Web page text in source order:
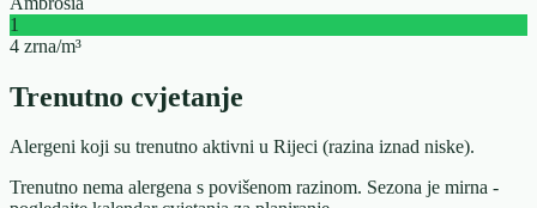
1
4 zrna/m³
Trenutno cvjetanje
Alergeni koji su trenutno aktivni u Rijeci (razina iznad niske).
Trenutno nema alergena s povišenom razinom. Sezona je mirna -